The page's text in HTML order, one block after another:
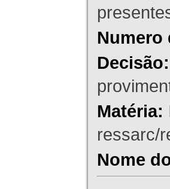
Numero
Decisão:
Matéria:
ressarc/
Nome